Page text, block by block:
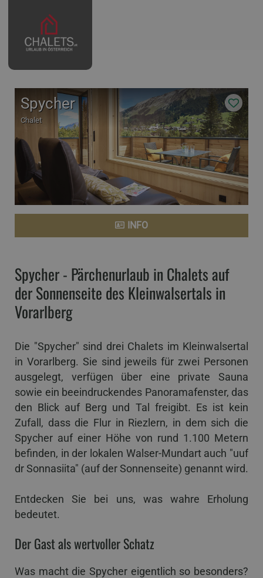
Spycher
Chalet
INFO
Spycher - Pärchenurlaub in Chalets auf
der Sonnenseite des Kleinwalsertals in
Vorarlberg
Die "Spycher" sind drei Chalets im Kleinwalsertal
in Vorarlberg. Sie sind jeweils für zwei Personen
ausgelegt, verfügen über eine private Sauna
sowie ein beeindruckendes Panoramafenster, das
den Blick auf Berg und Tal freigibt. Es ist kein
Zufall, dass die Flur in Riezlern, in dem sich die
Spycher auf einer Höhe von rund 1.100 Metern
befinden, in der lokalen Walser-Mundart auch "uuf
dr Sonnasiita" (auf der Sonnenseite) genannt wird.
Entdecken Sie bei uns, was wahre Erholung
bedeutet.
Der Gast als wertvoller Schatz
Was macht die Spycher eigentlich so besonders?